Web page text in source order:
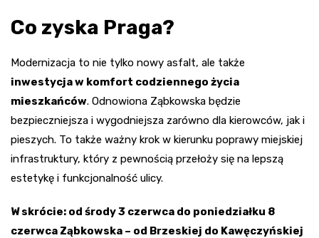
Co zyska Praga?
Modernizacja to nie tylko nowy asfalt, ale także
inwestycja w komfort codziennego życia
mieszkańców. Odnowiona Ząbkowska będzie
bezpieczniejsza i wygodniejsza zarówno dla kierowców, jak i
pieszych. To także ważny krok w kierunku poprawy miejskiej
infrastruktury, który z pewnością przełoży się na lepszą
estetykę i funkcjonalność ulicy.
W skrócie: od środy 3 czerwca do poniedziałku 8
czerwca Ząbkowska – od Brzeskiej do Kawęczyńskiej